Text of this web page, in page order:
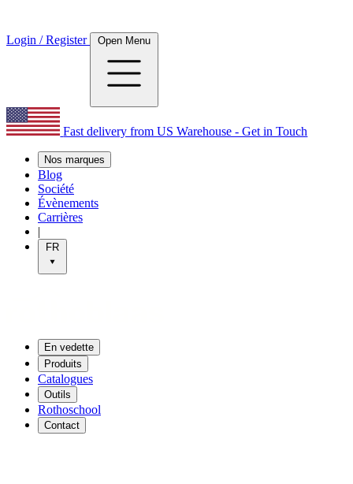
Login / Register Open Menu
Fast delivery from US Warehouse - Get in Touch
Nos marques
Blog
Société
Évènements
Carrières
|
FR
En vedette
Produits
Catalogues
Outils
Rothoschool
Contact